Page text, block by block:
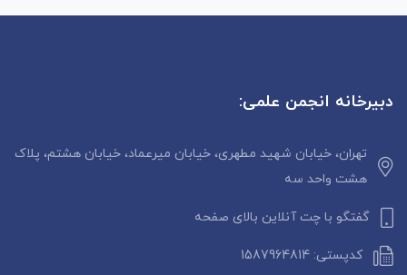
دبیرخانه انجمن علمی:
تهران، خیابان شهید مطهری، خیابان میرعماد، خیابان هشتم، پلاک
هشت واحد سه
گفتگو با چت آنلاین بالای صفحه
کدپستی: 1587964814